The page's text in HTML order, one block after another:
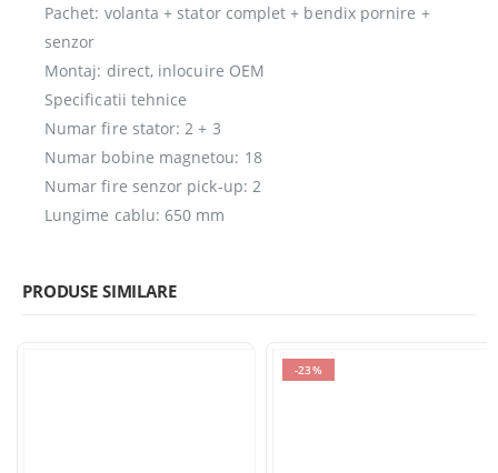
Pachet: volanta + stator complet + bendix pornire +
senzor
Montaj: direct, inlocuire OEM
Specificatii tehnice
Numar fire stator: 2 + 3
Numar bobine magnetou: 18
Numar fire senzor pick-up: 2
Lungime cablu: 650 mm
PRODUSE SIMILARE
-23%